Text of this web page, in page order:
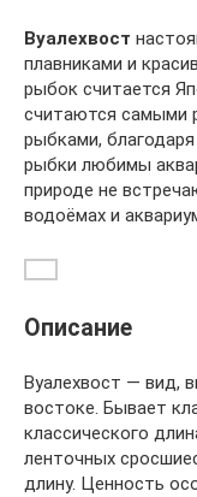
Вуалехвост
плавниками и
рыбок считается
считаются самыми
рыбками,
рыбки любимы
природе не
водоёмах и
Описание
Вуалехвост — вид,
востоке. Бывает
классического
ленточных
длину. Ценность